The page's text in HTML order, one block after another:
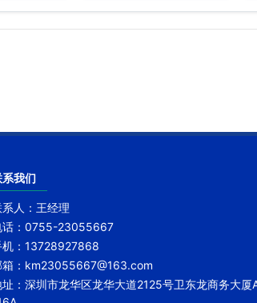
系我们
人： 王经理
： 0755-23055667
： 13728927868
： km23055667@163.com
： 深圳市龙华区龙华大道2125号卫东龙商务大厦